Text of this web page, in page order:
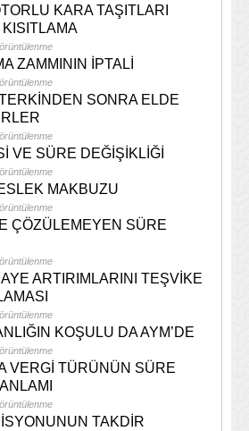
KARA TAŞITLARI
ZAMMININ İPTALİ
SONRA ELDE
VE SÜRE DEĞİŞİKLİĞİ
MAKBUZU
ÇÖZÜLEMEYEN SÜRE
ARTIRIMLARINI TEŞVİKE
KOŞULU DA AYM’DE
VERGİ TÜRÜNÜN SÜRE
TAKDİR